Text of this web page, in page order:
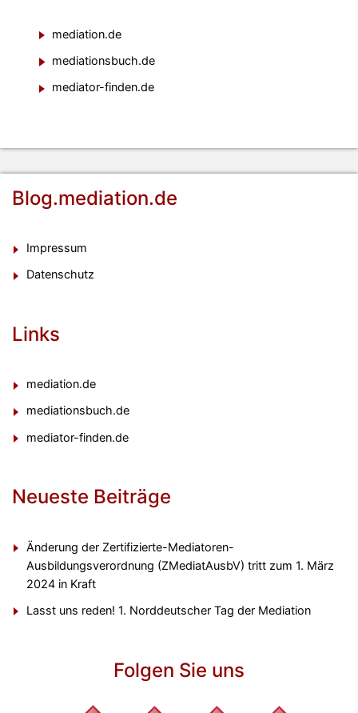
mediation.de
mediationsbuch.de
mediator-finden.de
Blog.mediation.de
Impressum
Datenschutz
Links
mediation.de
mediationsbuch.de
mediator-finden.de
Neueste Beiträge
Änderung der Zertifizierte-Mediatoren-
Ausbildungsverordnung (ZMediatAusbV) tritt zum 1. März
2024 in Kraft
Lasst uns reden! 1. Norddeutscher Tag der Mediation
Folgen Sie uns